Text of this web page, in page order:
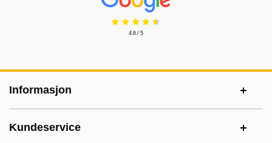
4.6 / 5
Informasjon
Kundeservice